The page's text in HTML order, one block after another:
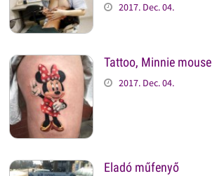
2017. Dec. 04.
Tattoo, Minnie mouse
2017. Dec. 04.
Eladó műfenyő